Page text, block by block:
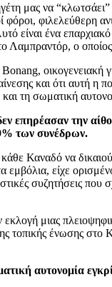
μας να “κλωτσάει”
φιλελεύθερη
είναι ένα
ο
οικογενειακή
και ότι αυτή η
τη σωματική
επηρέασαν την
των συνέδρων.
Καναδό να
εμβόλια, είχε
συζητήσεις που
μιας
τοπικής ένωσης στο
αυτονομία